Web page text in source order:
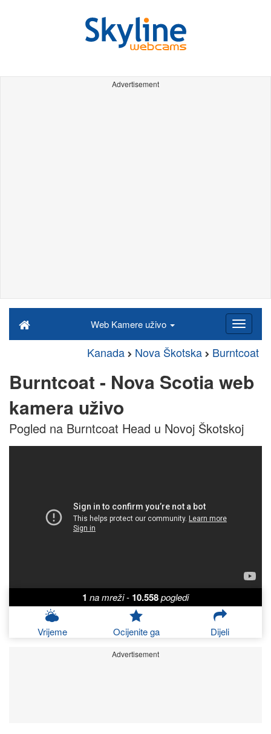
Advertisement
Web Kamere uživo
Kanada Nova Škotska Burntcoat
Burntcoat - Nova Scotia web
kamera uživo
Pogled na Burntcoat Head u Novoj Škotskoj
1 na mreži- 10.558pogledi
Vrijeme Ocijenite ga Dijeli
Advertisement